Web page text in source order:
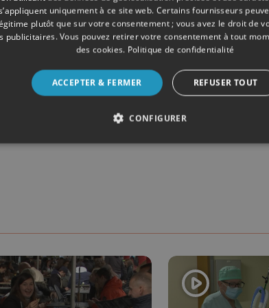
ATYPIQUE CAFÉ UNIQUE ADRESSE RONRON
uniquement à ce site web. Certains fournisseurs
plutôt que sur votre consentement ; vous avez le droit de
publicitaires. Vous pouvez retirer votre consentement à tout
des cookies. Politique de confidentialité
ACCEPTER & FERMER REFUSER TOUT
CONFIGURER